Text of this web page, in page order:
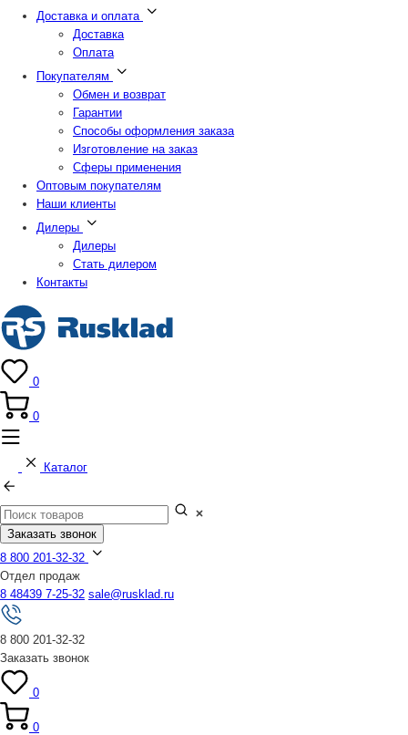
Доставка и оплата
Доставка
Оплата
Покупателям
Обмен и возврат
Гарантии
Способы оформления заказа
Изготовление на заказ
Сферы применения
Оптовым покупателям
Наши клиенты
Дилеры
Дилеры
Стать дилером
Контакты
0
0
Каталог
Заказать звонок
8 800 201-32-32
Отдел продаж
8 48439 7-25-32 sale@rusklad.ru
8 800 201-32-32
Заказать звонок
0
0